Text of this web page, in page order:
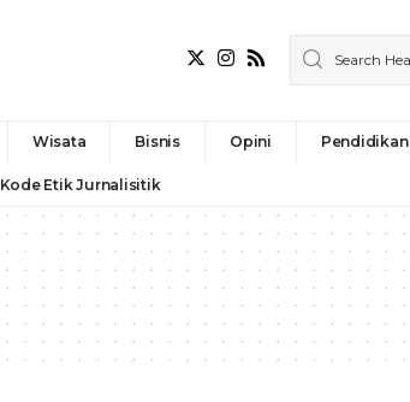
Wisata Bisnis Opini Pendidikan
Kode Etik Jurnalisitik